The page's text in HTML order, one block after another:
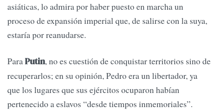
asiáticas, lo admira por haber puesto en marcha un
proceso de expansión imperial que, de salirse con la suya,
estaría por reanudarse.
Para Putin, no es cuestión de conquistar territorios sino de
recuperarlos; en su opinión, Pedro era un libertador, ya
que los lugares que sus ejércitos ocuparon habían
pertenecido a eslavos “desde tiempos inmemoriales”.